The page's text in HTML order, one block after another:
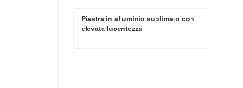
Contatta ora
Piastra in alluminio sublimato con
elevata lucentezza